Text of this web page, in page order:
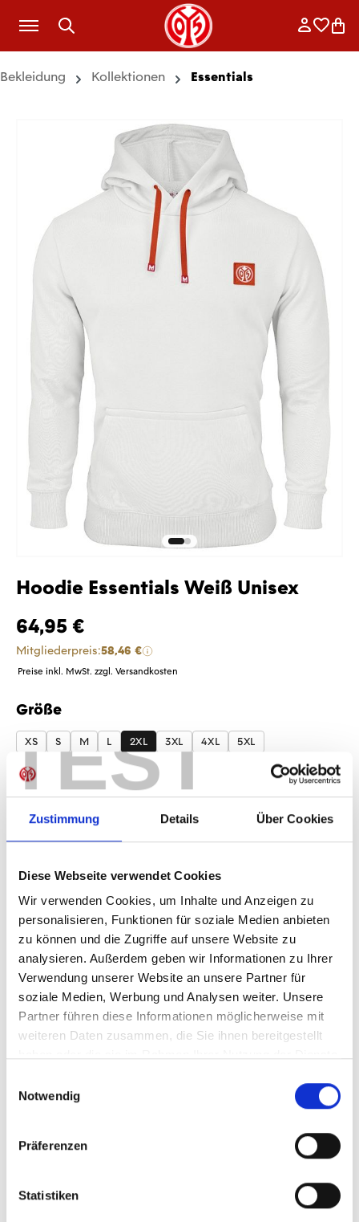
TEST
Zustimmung Details Über Cookies
Diese Webseite verwendet Cookies
Wir verwenden Cookies, um Inhalte und Anzeigen zu
personalisieren, Funktionen für soziale Medien anbieten
zu können und die Zugriffe auf unsere Website zu
analysieren. Außerdem geben wir Informationen zu Ihrer
Verwendung unserer Website an unsere Partner für
soziale Medien, Werbung und Analysen weiter. Unsere
Partner führen diese Informationen möglicherweise mit
weiteren Daten zusammen, die Sie ihnen bereitgestellt
Notwendig
Präferenzen
Statistiken
Zum Hauptinhalt springen
Bekleidung Kollektionen Essentials
Hoodie Essentials Weiß Unisex
64,95 €
Mitgliederpreis:58,46 €
Preise inkl. MwSt. zzgl. Versandkosten
Größe
auswählen
XS S M L 2XL 3XL 4XL 5XL
Produkt Anzahl: Gib den gewünschten
Anzahl
Sofort verfügbar, Lieferzeit: 1-3 Tage
IN DEN WARENKORB
Produktdetails